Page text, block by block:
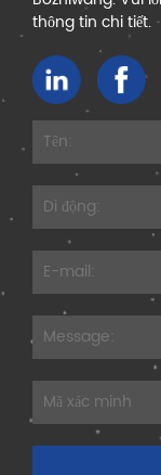
thông tin chi tiết.